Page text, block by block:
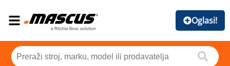
Oglasi!